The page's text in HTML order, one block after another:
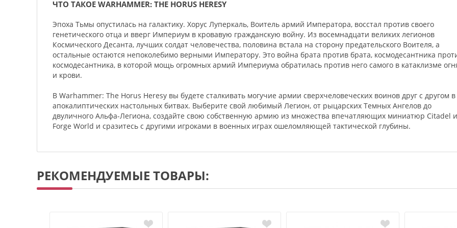
ЧТО ТАКОЕ WARHAMMER: THE HORUS HERESY
Эпоха Тьмы опустилась на галактику. Хорус Луперкаль, Воитель армий Императора, восстал против своего
генетического отца и вверг Империум в кровавую гражданскую войну. Из восемнадцати великих легионов
Космического Десанта, лучших солдат человечества, половина встала на сторону предательского Воителя, а
остальные остаются непоколебимо верными Императору. Это война брата против брата, космодесантника
космодесантника, в которой мощь огромных армий Империума обратилась против него самого в катаклизме
и крови.
В Warhammer: The Horus Heresy вы будете сталкивать могучие армии сверхчеловеческих воинов друг с другом в
апокалиптических настольных битвах. Выберите свой любимый Легион, от рыцарских Темных Ангелов до
двуличного Альфа-Легиона, создайте свою собственную армию из множества впечатляющих миниатюр Citadel и
Forge World и сразитесь с другими игроками в военных играх ошеломляющей тактической глубины.
РЕКОМЕНДУЕМЫЕ ТОВАРЫ: